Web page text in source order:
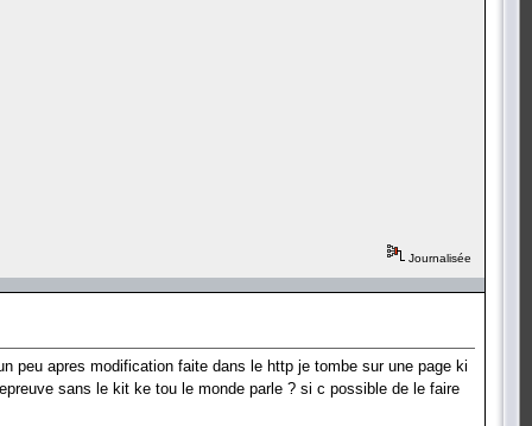
Journalisée
peu apres modification faite dans le http je tombe sur une page ki
sans le kit ke tou le monde parle ? si c possible de le faire